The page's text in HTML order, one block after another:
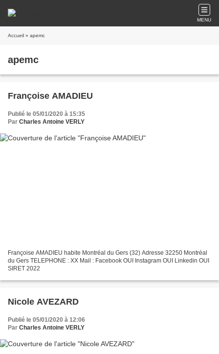
MENU
Accueil » apemc
apemc
Françoise AMADIEU
Publié le 05/01/2020 à 15:35
Par Charles Antoine VERLY
Françoise AMADIEU habite Montréal du Gers (32) Adresse 32250 Montréal
du Gers TELEPHONE : XX Mail : Facebook OUI Instagram OUI Linkedin OUI
SIRET 2022
Nicole AVEZARD
Publié le 05/01/2020 à 12:06
Par Charles Antoine VERLY